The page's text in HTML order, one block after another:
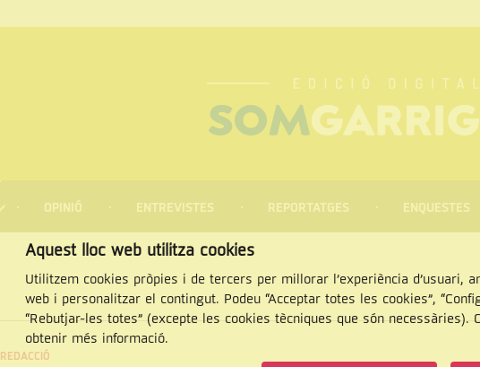
OPINIÓ ENTREVISTES REPORTATGES ENQUESTES
REDACCIÓ
Aquest lloc web utilitza cookies
Utilitzem cookies pròpies i de tercers per millorar l’experiència d’usuari,
web i personalitzar el contingut. Podeu “Acceptar totes les cookies”,
“Rebutjar-les totes” (excepte les cookies tècniques que són necessàries).
obtenir més informació.